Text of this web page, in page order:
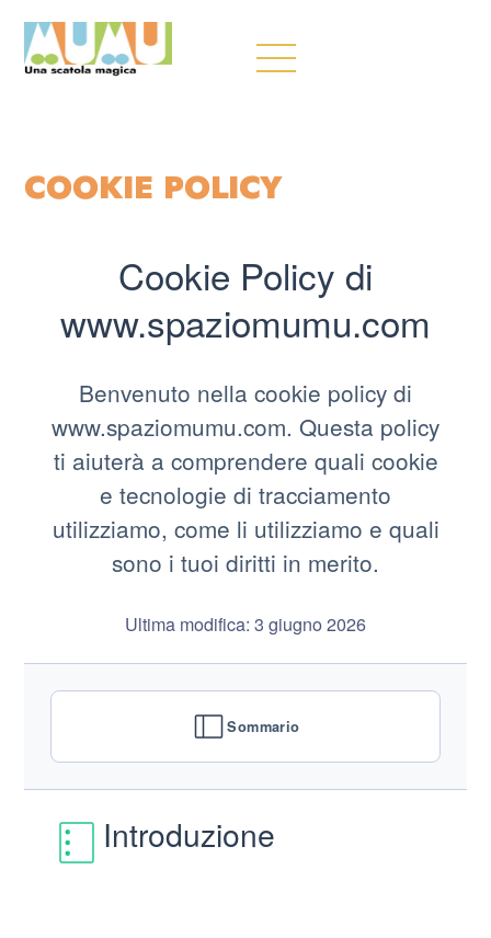
COOKIE POLICY
Cookie Policy di
www.spaziomumu.com
Benvenuto nella cookie policy di
www.spaziomumu.com. Questa policy
ti aiuterà a comprendere quali cookie
e tecnologie di tracciamento
utilizziamo, come li utilizziamo e quali
sono i tuoi diritti in merito.
Ultima modifica: 3 giugno 2026
Sommario
Introduzione